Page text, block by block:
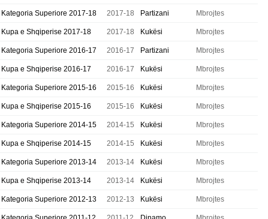
Kategoria Superiore 2017-18 2017-18 Partizani Mbrojtes
Kupa e Shqiperise 2017-18 2017-18 Kukësi Mbrojtes
Kategoria Superiore 2016-17 2016-17 Partizani Mbrojtes
Kupa e Shqiperise 2016-17 2016-17 Kukësi Mbrojtes
Kategoria Superiore 2015-16 2015-16 Kukësi Mbrojtes
Kupa e Shqiperise 2015-16 2015-16 Kukësi Mbrojtes
Kategoria Superiore 2014-15 2014-15 Kukësi Mbrojtes
Kupa e Shqiperise 2014-15 2014-15 Kukësi Mbrojtes
Kategoria Superiore 2013-14 2013-14 Kukësi Mbrojtes
Kupa e Shqiperise 2013-14 2013-14 Kukësi Mbrojtes
Kategoria Superiore 2012-13 2012-13 Kukësi Mbrojtes